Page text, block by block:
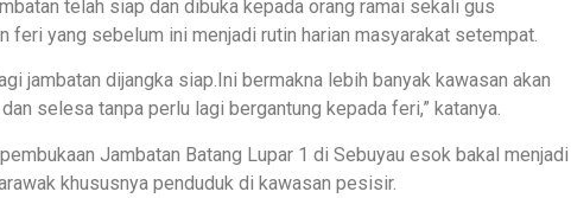
telah siap dan dibuka kepada orang ramai sekali gus
feri yang sebelum ini menjadi rutin harian masyarakat setempat.
jambatan dijangka siap.Ini bermakna lebih banyak kawasan akan
selesa tanpa perlu lagi bergantung kepada feri,” katanya.
Jambatan Batang Lupar 1 di Sebuyau esok bakal menjadi
khususnya penduduk di kawasan pesisir.